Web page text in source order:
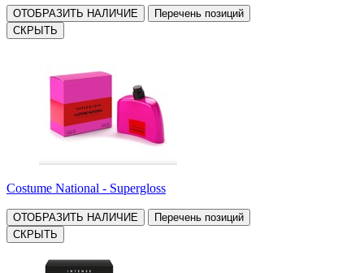
ОТОБРАЗИТЬ НАЛИЧИЕ
Перечень позиций
СКРЫТЬ
Costume National - Supergloss
ОТОБРАЗИТЬ НАЛИЧИЕ
Перечень позиций
СКРЫТЬ